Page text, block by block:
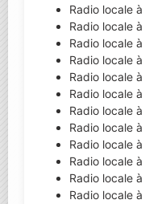
Radio locale à
Radio locale à
Radio locale à
Radio locale à
Radio locale à
Radio locale à
Radio locale à
Radio locale à
Radio locale à
Radio locale à
Radio locale à
Radio locale à